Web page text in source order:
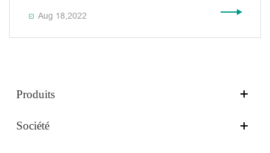
 Aug 18,2022
Produits
Société